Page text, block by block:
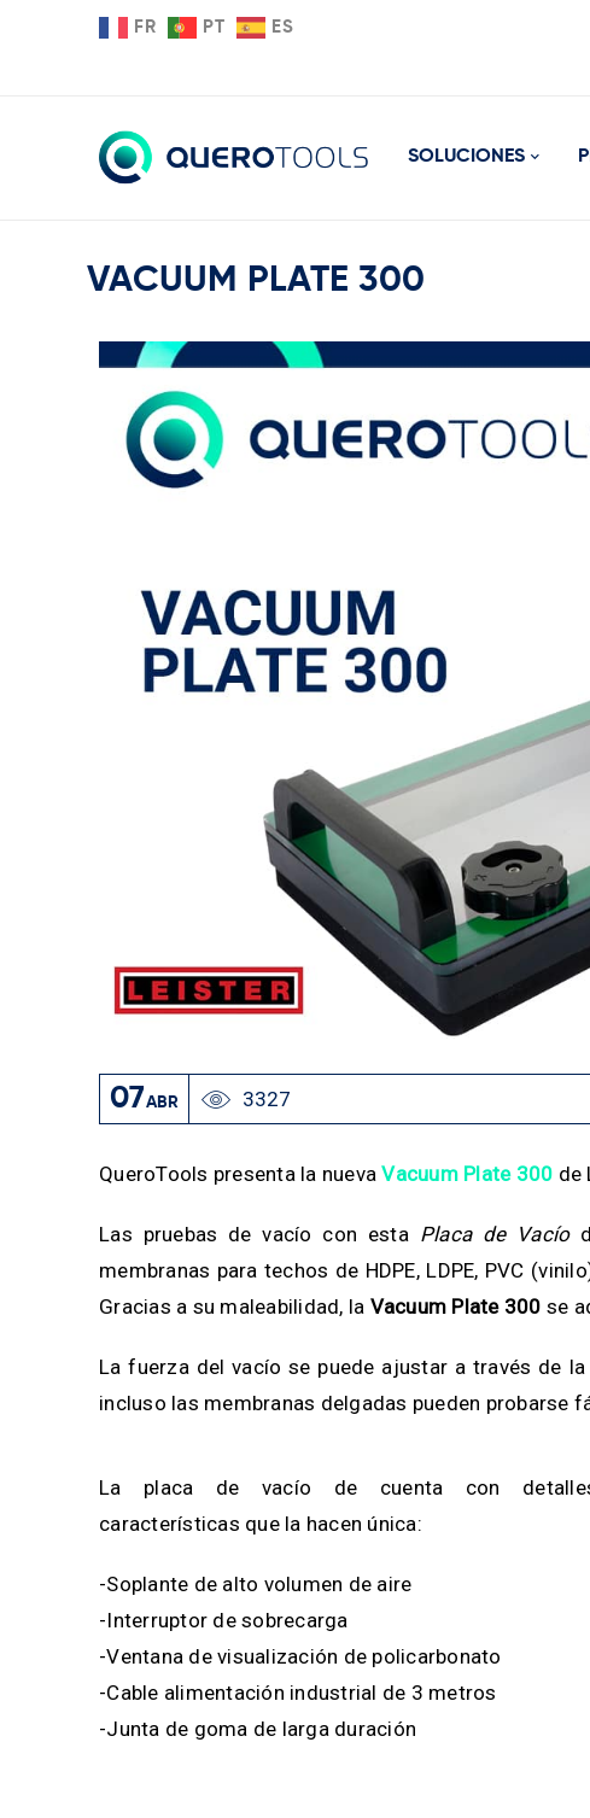
FR PT ES
SOLUCIONES
VACUUM PLATE 300
07ABR 3327
QueroTools presenta la nuevaVacuum Plate 300 de
Las pruebas de vacío con esta Placa de Vacío
membranas para techos de HDPE, LDPE, PVC
Gracias a su maleabilidad, la Vacuum Plate 300 se
La fuerza del vacío se puede ajustar a través de
incluso las membranas delgadas pueden probarse
La placa de vacío de cuenta con
características que la hacen única:
-Soplante de alto volumen de aire
-Interruptor de sobrecarga
-Ventana de visualización de policarbonato
-Cable alimentación industrial de 3 metros
-Junta de goma de larga duración